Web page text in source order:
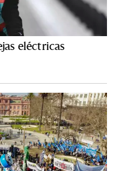
eléctricas